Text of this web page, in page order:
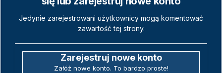
Jedynie zarejestrowani użytkownicy mogą komentować
zawartość tej strony.
Zarejestruj nowe konto
Załóż nowe konto. To bardzo proste!